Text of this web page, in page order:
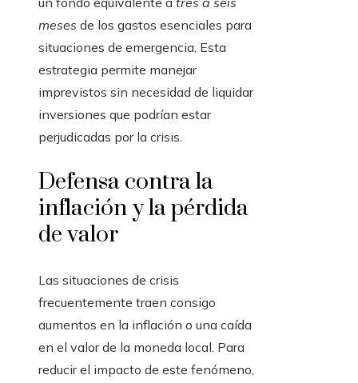
meses de los gastos esenciales para
situaciones de emergencia. Esta
estrategia permite manejar
imprevistos sin necesidad de liquidar
inversiones que podrían estar
perjudicadas por la crisis.
Defensa contra la
inflación y la pérdida
de valor
Las situaciones de crisis
frecuentemente traen consigo
aumentos en la inflación o una caída
en el valor de la moneda local. Para
reducir el impacto de este fenómeno,